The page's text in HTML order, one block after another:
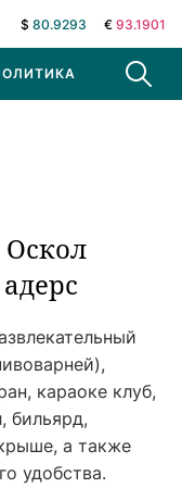
$ 80.9293 € 93.1901
В МИРЕ
караоке клуб,
бильярд,
а также
удобства.